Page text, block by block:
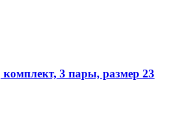
3 пары, размер 23